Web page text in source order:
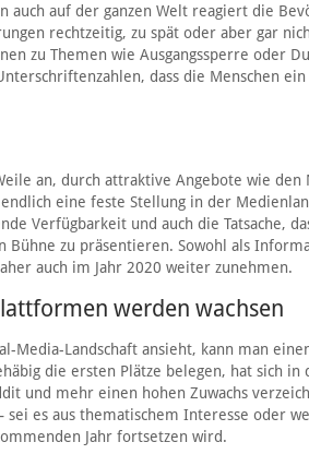
auch auf der ganzen Welt reagiert die
rechtzeitig, zu spät oder aber gar
zu Themen wie Ausgangssperre oder
dass die Menschen
an, durch attraktive Angebote wie
endlich eine feste Stellung in der
Verfügbarkeit und auch die Tatsache,
Bühne zu präsentieren. Sowohl als
auch im Jahr 2020 weiter zunehmen.
werden wachsen
Media-Landschaft ansieht, kann man
die ersten Plätze belegen, hat sich
und mehr einen hohen Zuwachs
es aus thematischem Interesse oder
Jahr fortsetzen wird.